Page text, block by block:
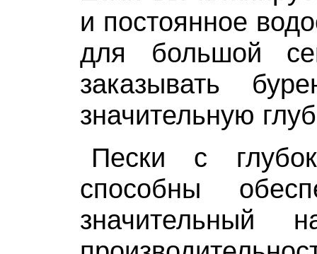
и постоянное
для большой
заказывать
значительную
Пески с
способны